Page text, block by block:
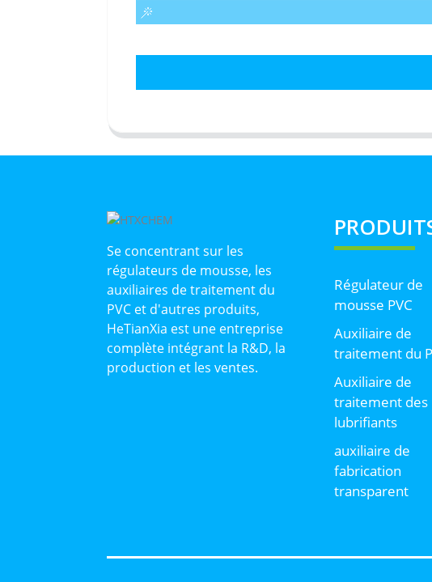
Se concentrant sur les
régulateurs de mousse, les
auxiliaires de traitement du
PVC et d'autres produits,
HeTianXia est une entreprise
complète intégrant la R&D, la
production et les ventes.
Régulateur de
mousse PVC
Auxiliaire de
traitement du
Auxiliaire de
traitement des
lubrifiants
auxiliaire de
fabrication
transparent